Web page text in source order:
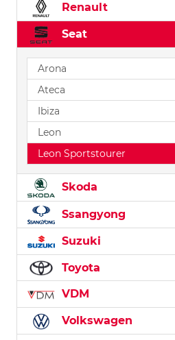
Renault
Seat
Arona
Ateca
Ibiza
Leon
Leon Sportstourer
Skoda
Ssangyong
Suzuki
Toyota
VDM
Volkswagen